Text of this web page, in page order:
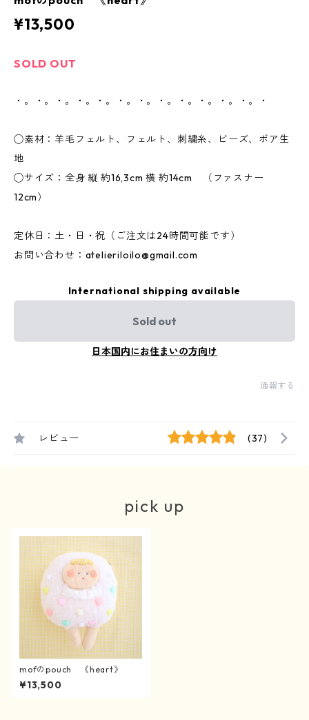
¥13,500
SOLD OUT
・。・。・。・。・。・。・。・。・。・。・。・。・
◯素材：羊毛フェルト、フェルト、刺繍糸、ビーズ、ボア生
地
◯サイズ：全身 縦 約16,3cm 横 約14cm （ファスナー
12cm）
定休日：土・日・祝（ご注文は24時間可能です）
お問い合わせ： atelieriloilo@gmail.com
International shipping available
Sold out
日本国内にお住まいの方向け
通報する
レビュー (37)
pick up
mofのpouch 《heart》
¥13,500